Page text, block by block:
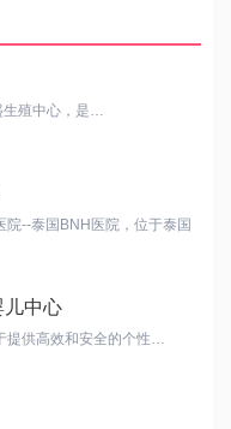
生殖中心，是…
--泰国BNH医院，位于泰国
儿中心
提供高效和安全的个性…